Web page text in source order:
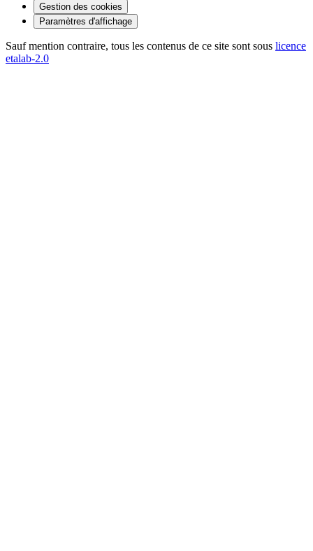
Gestion des cookies
Paramètres d'affichage
Sauf mention contraire, tous les contenus de ce site sont sous licence
etalab-2.0